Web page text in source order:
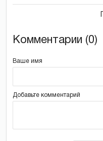
Комментарии (0)
Ваше имя
Добавьте комментарий